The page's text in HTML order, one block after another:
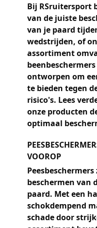
Bij RSruitersport
van de juiste
van je paard
wedstrijden, of
assortiment
ontworpen om
te bieden tegen
risico's. Lees
onze producten
optimaal
VOOROP
beschermen van
paard. Met een
schokdempend
schade door